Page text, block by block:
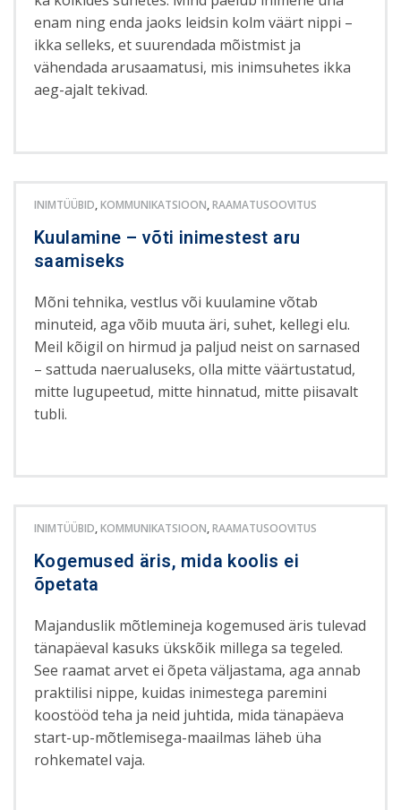
enam ning enda jaoks leidsin kolm väärt nippi –
ikka selleks, et suurendada mõistmist ja
vähendada arusaamatusi, mis inimsuhetes ikka
aeg-ajalt tekivad.
INIMTÜÜBID,KOMMUNIKATSIOON,RAAMATUSOOVITUS
Kuulamine – võti inimestest aru
saamiseks
Mõni tehnika, vestlus või kuulamine võtab
minuteid, aga võib muuta äri, suhet, kellegi elu.
Meil kõigil on hirmud ja paljud neist on sarnased
– sattuda naerualuseks, olla mitte väärtustatud,
mitte lugupeetud, mitte hinnatud, mitte piisavalt
tubli.
INIMTÜÜBID,KOMMUNIKATSIOON,RAAMATUSOOVITUS
Kogemused äris, mida koolis ei
õpetata
Majanduslik mõtlemineja kogemused äris tulevad
tänapäeval kasuks ükskõik millega sa tegeled.
See raamat arvet ei õpeta väljastama, aga annab
praktilisi nippe, kuidas inimestega paremini
koostööd teha ja neid juhtida, mida tänapäeva
start-up-mõtlemisega-maailmas läheb üha
rohkematel vaja.